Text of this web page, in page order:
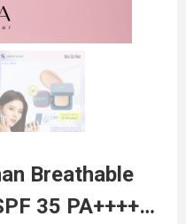
Breathable
35 PA++++